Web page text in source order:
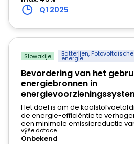
Q1 2025
Slowakije Batterijen, Fotovoltaïsche
energie
Bevordering van het
energiebronnen in
Het doel is om de
de energie-efficiëntie te
een minimale emissiereductie
výše dotace
Onbekend